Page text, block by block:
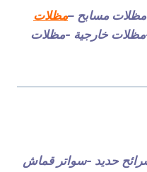
مسابح –مظلات
خارجية -مظلات
حديد -سواتر قماش